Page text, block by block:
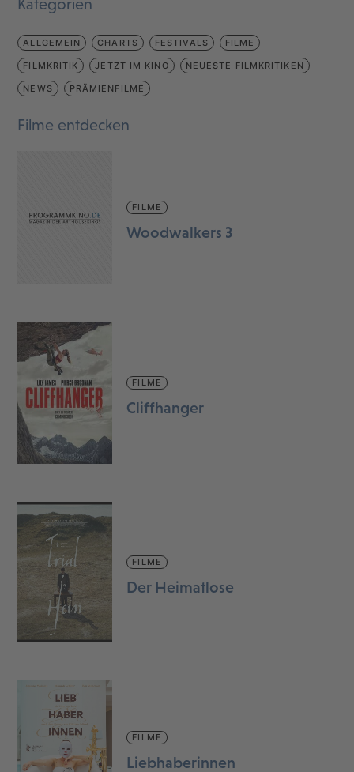
Kategorien
ALLGEMEIN CHARTS FESTIVALS FILME
FILMKRITIK JETZT IM KINO NEUESTE FILMKRITIKEN
NEWS PRÄMIENFILME
Filme entdecken
FILME
Woodwalkers 3
FILME
Cliffhanger
FILME
Der Heimatlose
FILME
Liebhaberinnen